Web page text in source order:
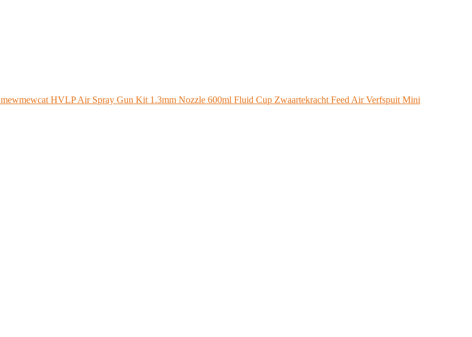
mewmewcat HVLP Air Spray Gun Kit 1.3mm Nozzle 600ml Fluid Cup Zwaartekracht Feed Air Verfspuit Mini